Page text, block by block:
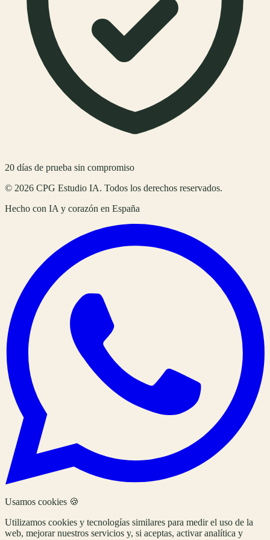
20 días de prueba sin compromiso
© 2026 CPG Estudio IA. Todos los derechos reservados.
Hecho con IA y corazón en España
Usamos cookies 🍪
Utilizamos cookies y tecnologías similares para medir el uso de la
web, mejorar nuestros servicios y, si aceptas, activar analítica y